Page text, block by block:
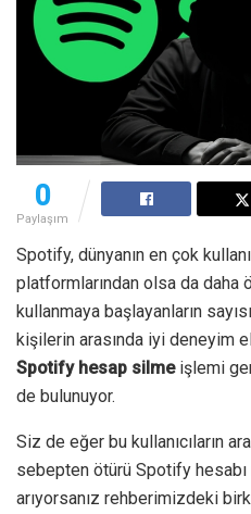
0
Paylaşım
Spotify, dünyanın en çok
platformlarından olsa da daha
kullanmaya başlayanların
kişilerin arasında iyi deneyim
Spotify hesap silmeişlemi
de bulunuyor.
Siz de eğer bu kullanıcıların
sebepten ötürü Spotify hesabı
arıyorsanız rehberimizdeki